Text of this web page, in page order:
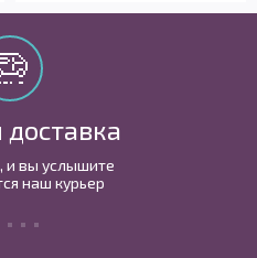
и вы услышите
наш курьер